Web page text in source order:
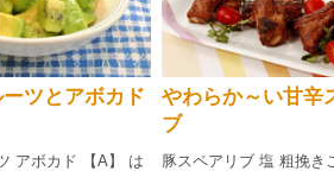
ウイスキー・ブランデー 焼
検索
ツとアボカド
アボカド 【A】 は
やわらか～い甘辛
ブ
豚スペアリブ 塩 粗挽き